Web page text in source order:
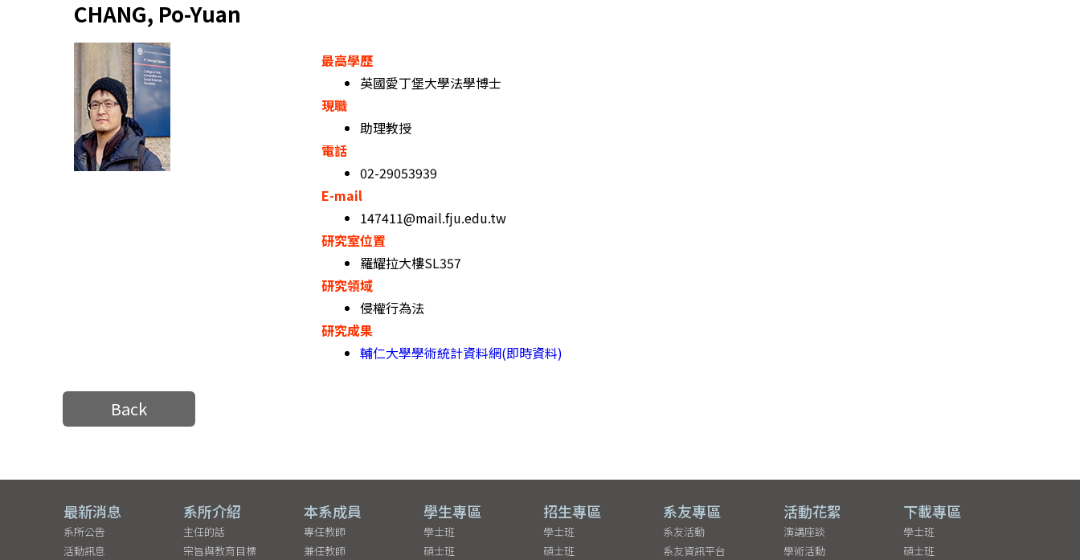
CHANG, Po-Yuan
最高學歷
英國愛丁堡大學法學博士
現職
助理教授
電話
02-29053939
E-mail
147411@mail.fju.edu.tw
研究室位置
羅耀拉大樓SL357
研究領域
侵權行為法
研究成果
輔仁大學學術統計資料網(即時資料)
Back
最新消息
系所公告
活動訊息
系所介紹
主任的話
宗旨與教育目標
本系成員
專任教師
兼任教師
學生專區
學士班
碩士班
招生專區
學士班
碩士班
系友專區
系友活動
系友資訊平台
活動花絮
演講座談
學術活動
下載專區
學士班
碩士班